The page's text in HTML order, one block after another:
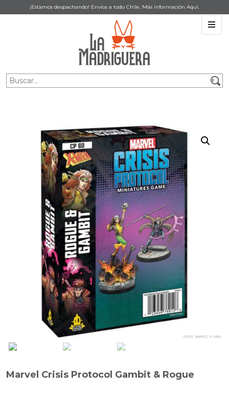
¡Estamos despachando! Envíos a todo Chile. Más información Aquí.
Marvel Crisis Protocol Gambit & Rogue